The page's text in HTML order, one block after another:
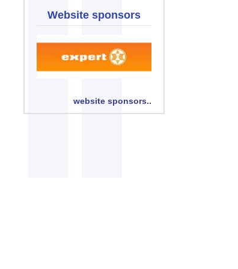
Website sponsors
website sponsors..